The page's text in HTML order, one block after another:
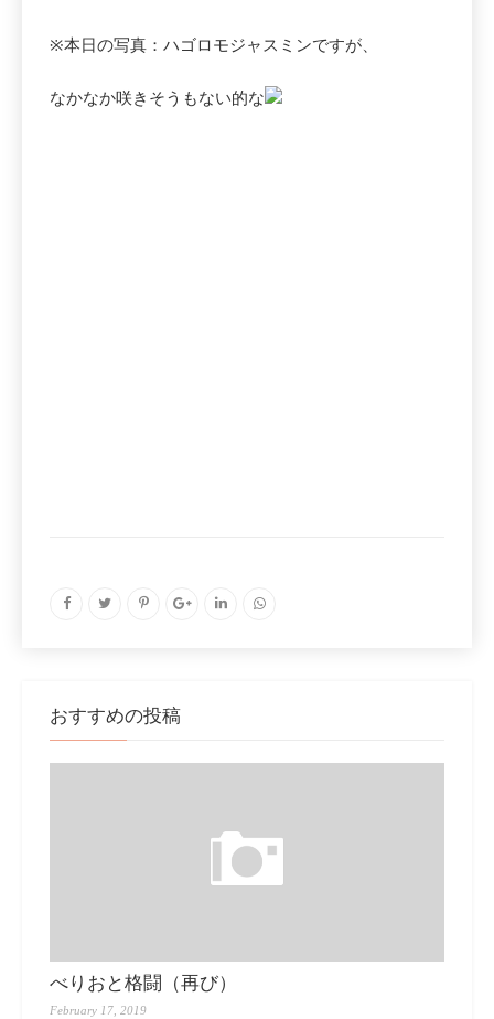
※本日の写真：ハゴロモジャスミンですが、
なかなか咲きそうもない的な
おすすめの投稿
べりおと格闘（再び）
February 17, 2019